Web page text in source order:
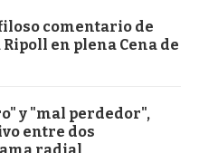
comentario de
en plena Cena de
y "mal perdedor",
entre dos